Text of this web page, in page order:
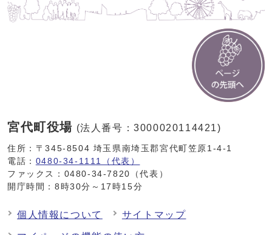
宮代町役場 (法人番号：3000020114421)
住所：〒345-8504 埼玉県南埼玉郡宮代町笠原1-4-1
電話： 0480-34-1111（代表）
ファックス：0480-34-7820（代表）
開庁時間：8時30分～17時15分
個人情報について サイトマップ